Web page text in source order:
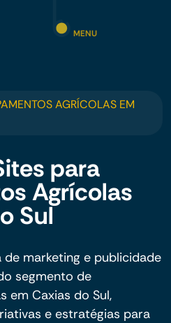
MENU
AGRÍCOLAS EM
para
Agrícolas
Sul
de marketing e publicidade
segmento de
em Caxias do Sul,
e estratégias para